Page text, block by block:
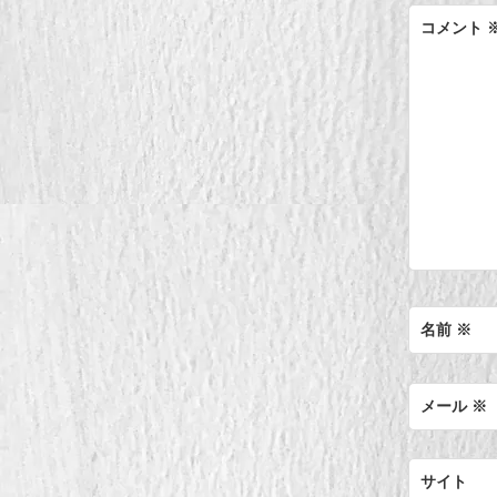
コメント
名前 ※
メール ※
サイト